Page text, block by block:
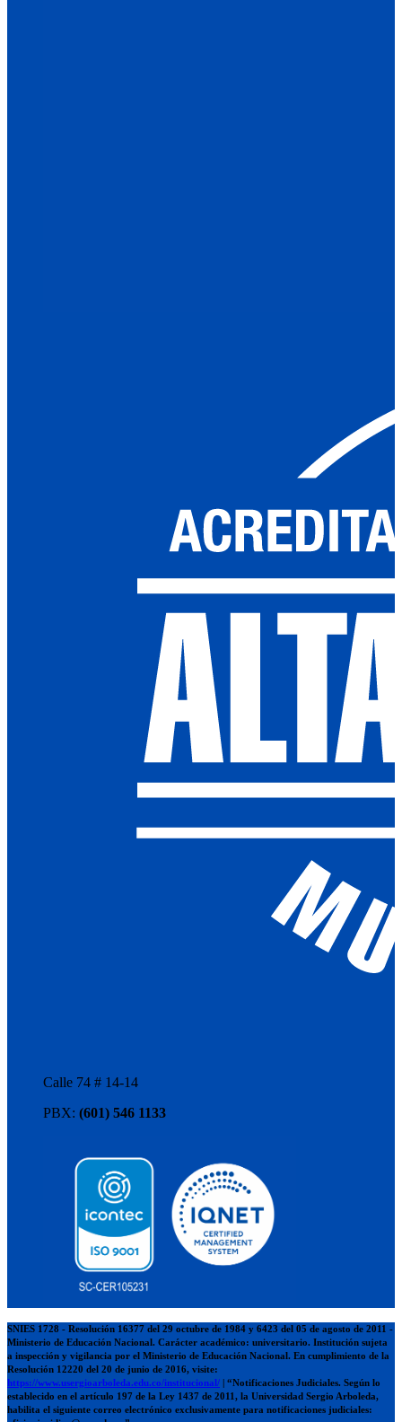
Calle 74 # 14-14
PBX: (601) 546 1133
SNIES 1728 - Resolución 16377 del 29 octubre de 1984 y 6423 del 05 de agosto de 2011 -
Ministerio de Educación Nacional. Carácter académico: universitario. Institución sujeta
a inspección y vigilancia por el Ministerio de Educación Nacional. En cumplimiento de la
Resolución 12220 del 20 de junio de 2016, visite:
https://www.usergioarboleda.edu.co/institucional/ | “Notificaciones Judiciales. Según lo
establecido en el artículo 197 de la Ley 1437 de 2011, la Universidad Sergio Arboleda,
habilita el siguiente correo electrónico exclusivamente para notificaciones judiciales: